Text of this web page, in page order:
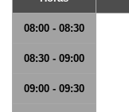
08:00 - 08:30
08:30 - 09:00
09:00 - 09:30